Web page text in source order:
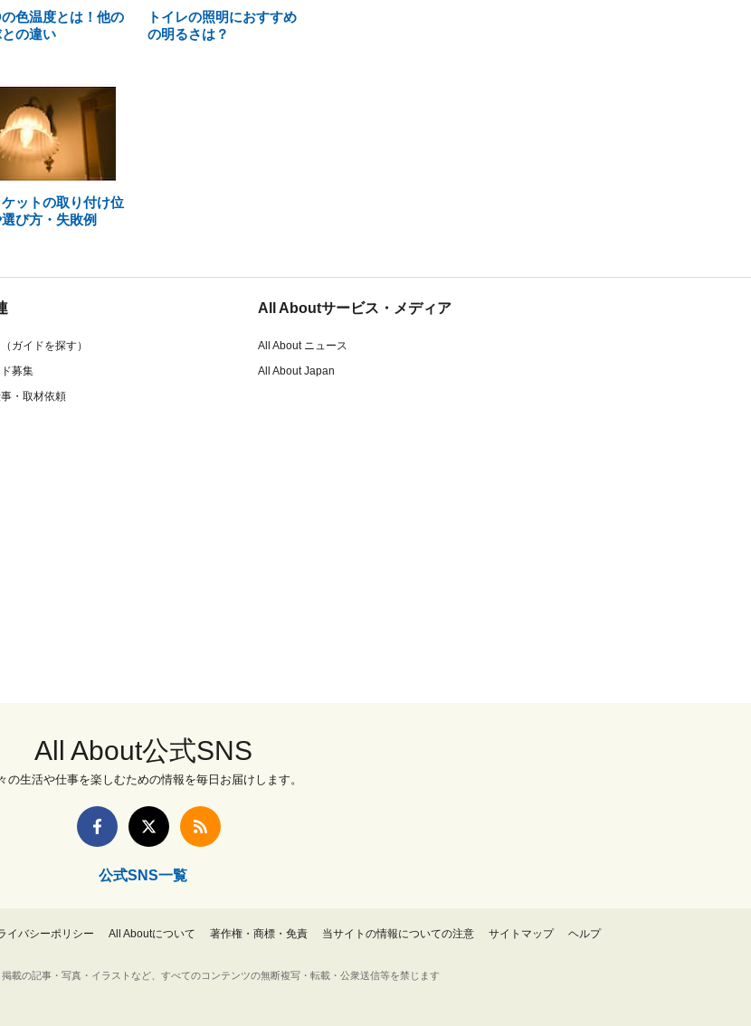
色温度とは！他の
の違い
トイレの照明におすすめ
の明るさは？
ットの取り付け位
び方・失敗例
ガイドを探す）
募集
・取材依頼
All Aboutサービス・メディア
All About ニュース
All About Japan
All About公式SNS
の生活や仕事を楽しむための情報を毎日お届けします。
公式SNS一覧
イバシーポリシー All Aboutについて 著作権・商標・免責 当サイトの情報についての注意 サイトマップ ヘルプ
載の記事・写真・イラストなど、すべてのコンテンツの無断複写・転載・公衆送信等を禁じます